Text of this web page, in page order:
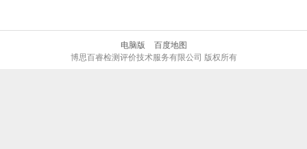
电脑版
百度地图
博思百睿检测评价技术服务有限公司 版权所有